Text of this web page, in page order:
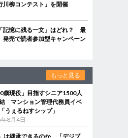
川柳コンテスト」を開催
記憶に残る一文」はどれ？ 最
発売で読者参加型キャンペーン
もっと見る
歳現役」目指すシニア1500人
マンション管理代務員イベ
うぇるねすシップ」
8月4日
は継承できるのか 「デジブ